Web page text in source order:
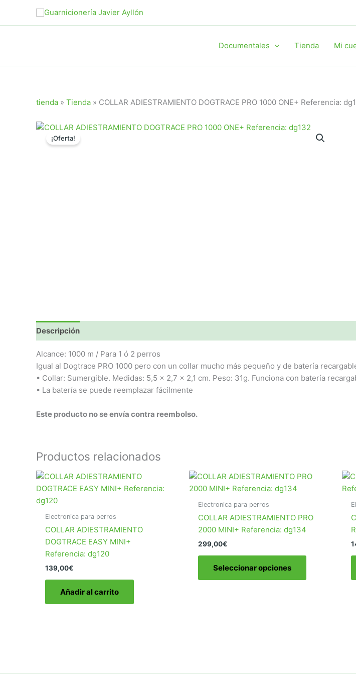
Documentales Tienda Mi
tienda » Tienda » COLLAR ADIESTRAMIENTO DOGTRACE PRO 1000 ONE+ Referencia:
¡Oferta!
Descripción
Alcance: 1000 m / Para 1 ó 2 perros
Igual al Dogtrace PRO 1000 pero con un collar mucho más pequeño y de batería
• Collar: Sumergible. Medidas: 5,5 x 2,7 x 2,1 cm. Peso: 31g. Funciona con batería
• La batería se puede reemplazar fácilmente
Este producto no se envía contra reembolso.
Productos relacionados
Electronica para perros
COLLAR ADIESTRAMIENTO
DOGTRACE EASY MINI+
Referencia: dg120
139,00€
Añadir al carrito
Electronica para perros
COLLAR ADIESTRAMIENTO PRO
2000 MINI+ Referencia: dg134
299,00€
Seleccionar opciones
Este
tiene